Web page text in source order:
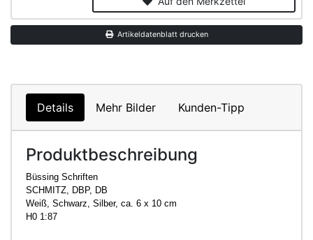
Artikeldatenblatt drucken
Details Mehr Bilder Kunden-Tipp
Produktbeschreibung
Büssing Schriften
SCHMITZ, DBP, DB
Weiß, Schwarz, Silber, ca. 6 x 10 cm
H0 1:87